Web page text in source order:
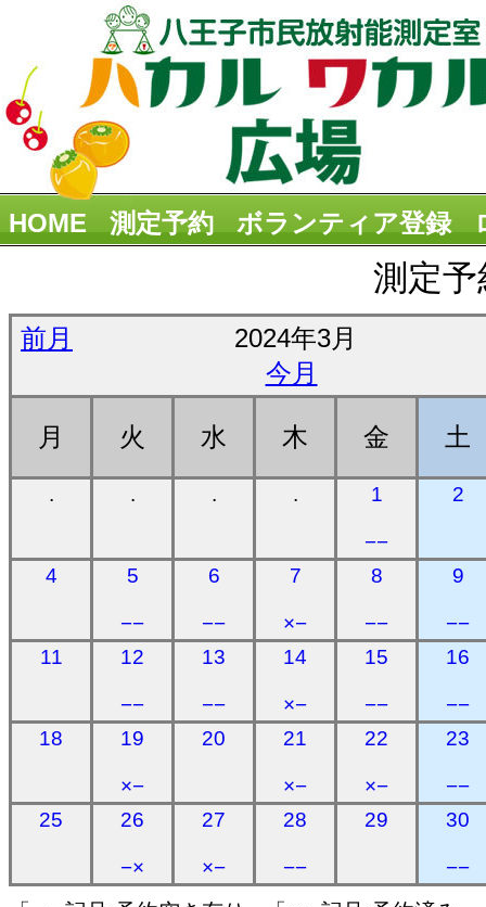
HOME 測定予約 ボランティア登録
測定
前月
2024年3月
今月
月 火 水 木 金 土
. . . . 1
−−
2
4 5
−−
6
−−
7
×−
8
−−
9
−−
11
12
−−
13
−−
14
×−
15
−−
16
−−
18
19
×−
20 21
×−
22
×−
23
−−
25
26
−×
27
×−
28
−−
29 30
−−